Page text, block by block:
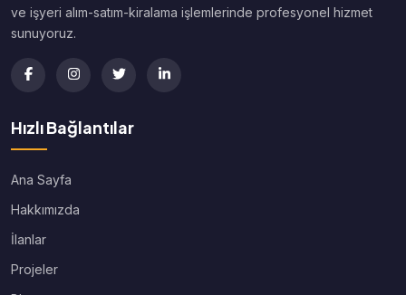
ve işyeri alım-satım-kiralama işlemlerinde profesyonel hizmet
sunuyoruz.
Hızlı Bağlantılar
Ana Sayfa
Hakkımızda
İlanlar
Projeler